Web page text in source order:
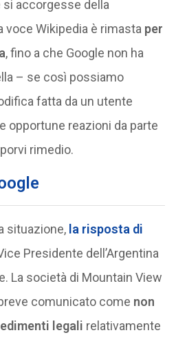
accorgesse della
voce Wikipedia è rimasta per
, fino a che Google non ha
– se così possiamo
fatta da un utente
opportune reazioni da parte
rimedio.
situazione, la risposta di
Presidente dell’Argentina
La società di Mountain View
comunicato come non
legali relativamente